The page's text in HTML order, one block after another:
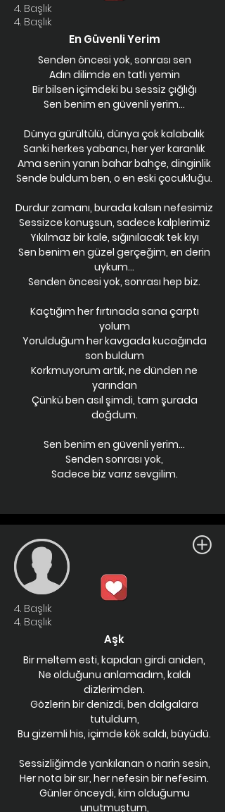
4. Başlık
4. Başlık
En Güvenli Yerim
Senden öncesi yok, sonrası sen
Adın dilimde en tatlı yemin
Bir bilsen içimdeki bu sessiz çığlığı
Sen benim en güvenli yerim...
Dünya gürültülü, dünya çok kalabalık
Sanki herkes yabancı, her yer karanlık
Ama senin yanın bahar bahçe, dinginlik
Sende buldum ben, o en eski çocukluğu.
Durdur zamanı, burada kalsın nefesimiz
Sessizce konuşsun, sadece kalplerimiz
Yıkılmaz bir kale, sığınılacak tek kıyı
Sen benim en güzel gerçeğim, en derin
uykum...
Senden öncesi yok, sonrası hep biz.
Kaçtığım her fırtınada sana çarptı
yolum
Yorulduğum her kavgada kucağında
son buldum
Korkmuyorum artık, ne dünden ne
yarından
Çünkü ben asıl şimdi, tam şurada
doğdum.
Sen benim en güvenli yerim...
Senden sonrası yok,
Sadece biz varız sevgilim.
4. Başlık
4. Başlık
Aşk
Bir meltem esti, kapıdan girdi aniden,
Ne olduğunu anlamadım, kaldı
dizlerimden.
Gözlerin bir denizdi, ben dalgalara
tutuldum,
Bu gizemli his, içimde kök saldı, büyüdü.
Sessizliğimde yankılanan o narin sesin,
Her nota bir sır, her nefesin bir nefesim.
Günler önceydi, kim olduğumu
unutmuştum,